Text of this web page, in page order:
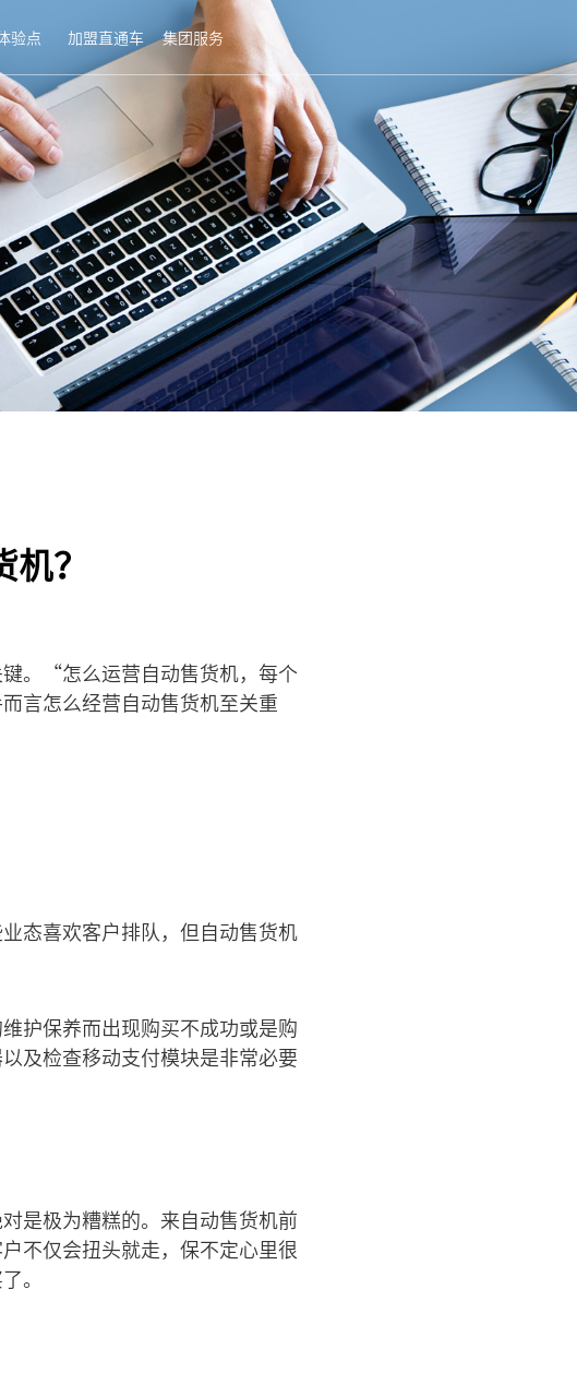
验点 加盟直通车 集团服务
？
。“怎么运营自动售货机，每个
言怎么经营自动售货机至关重
态喜欢客户排队，但自动售货机
护保养而出现购买不成功或是购
及检查移动支付模块是非常必要
是极为糟糕的。来自动售货机前
不仅会扭头就走，保不定心里很
。